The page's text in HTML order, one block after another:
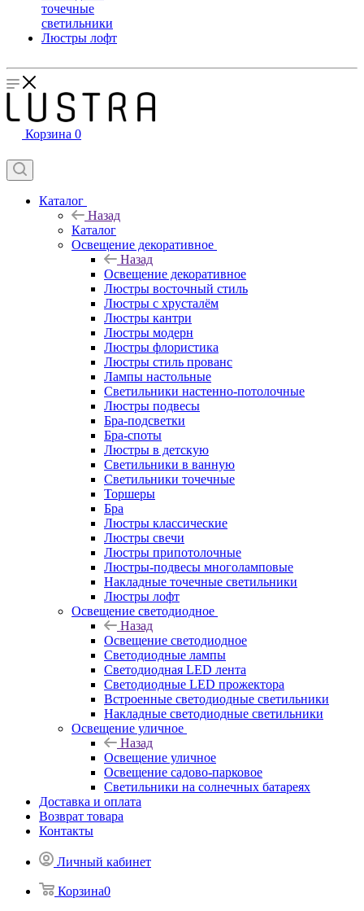
точечные
светильники
Люстры лофт
Корзина 0
Каталог
Назад
Каталог
Освещение декоративное
Назад
Освещение декоративное
Люстры восточный стиль
Люстры с хрусталём
Люстры кантри
Люстры модерн
Люстры флористика
Люстры стиль прованс
Лампы настольные
Светильники настенно-потолочные
Люстры подвесы
Бра-подсветки
Бра-споты
Люстры в детскую
Светильники в ванную
Светильники точечные
Торшеры
Бра
Люстры классические
Люстры свечи
Люстры припотолочные
Люстры-подвесы многоламповые
Накладные точечные светильники
Люстры лофт
Освещение светодиодное
Назад
Освещение светодиодное
Светодиодные лампы
Светодиодная LED лента
Светодиодные LED прожектора
Встроенные светодиодные светильники
Накладные светодиодные светильники
Освещение уличное
Назад
Освещение уличное
Освещение садово-парковое
Светильники на солнечных батареях
Доставка и оплата
Возврат товара
Контакты
Личный кабинет
Корзина0